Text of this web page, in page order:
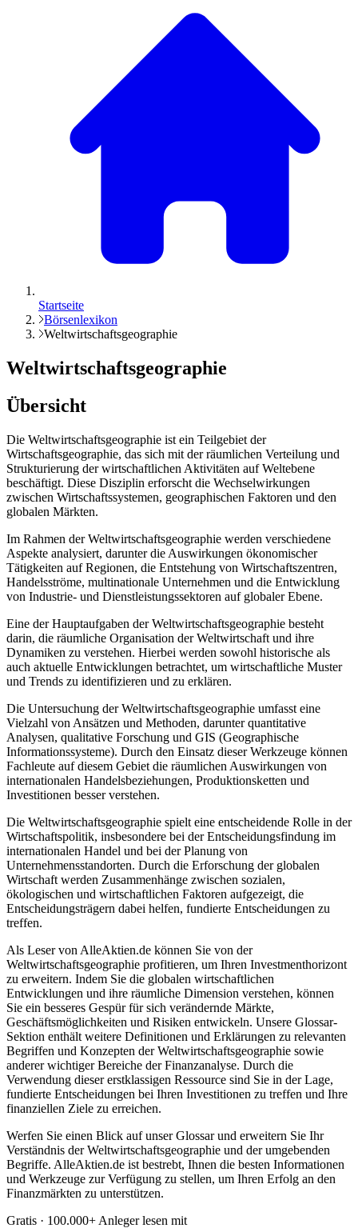
Startseite
Börsenlexikon
Weltwirtschaftsgeographie
Weltwirtschaftsgeographie
Übersicht
Die Weltwirtschaftsgeographie ist ein Teilgebiet der
Wirtschaftsgeographie, das sich mit der räumlichen Verteilung und
Strukturierung der wirtschaftlichen Aktivitäten auf Weltebene
beschäftigt. Diese Disziplin erforscht die Wechselwirkungen
zwischen Wirtschaftssystemen, geographischen Faktoren und den
globalen Märkten.
Im Rahmen der Weltwirtschaftsgeographie werden verschiedene
Aspekte analysiert, darunter die Auswirkungen ökonomischer
Tätigkeiten auf Regionen, die Entstehung von Wirtschaftszentren,
Handelsströme, multinationale Unternehmen und die Entwicklung
von Industrie- und Dienstleistungssektoren auf globaler Ebene.
Eine der Hauptaufgaben der Weltwirtschaftsgeographie besteht
darin, die räumliche Organisation der Weltwirtschaft und ihre
Dynamiken zu verstehen. Hierbei werden sowohl historische als
auch aktuelle Entwicklungen betrachtet, um wirtschaftliche Muster
und Trends zu identifizieren und zu erklären.
Die Untersuchung der Weltwirtschaftsgeographie umfasst eine
Vielzahl von Ansätzen und Methoden, darunter quantitative
Analysen, qualitative Forschung und GIS (Geographische
Informationssysteme). Durch den Einsatz dieser Werkzeuge können
Fachleute auf diesem Gebiet die räumlichen Auswirkungen von
internationalen Handelsbeziehungen, Produktionsketten und
Investitionen besser verstehen.
Die Weltwirtschaftsgeographie spielt eine entscheidende Rolle in der
Wirtschaftspolitik, insbesondere bei der Entscheidungsfindung im
internationalen Handel und bei der Planung von
Unternehmensstandorten. Durch die Erforschung der globalen
Wirtschaft werden Zusammenhänge zwischen sozialen,
ökologischen und wirtschaftlichen Faktoren aufgezeigt, die
Entscheidungsträgern dabei helfen, fundierte Entscheidungen zu
treffen.
Als Leser von AlleAktien.de können Sie von der
Weltwirtschaftsgeographie profitieren, um Ihren Investmenthorizont
zu erweitern. Indem Sie die globalen wirtschaftlichen
Entwicklungen und ihre räumliche Dimension verstehen, können
Sie ein besseres Gespür für sich verändernde Märkte,
Geschäftsmöglichkeiten und Risiken entwickeln. Unsere Glossar-
Sektion enthält weitere Definitionen und Erklärungen zu relevanten
Begriffen und Konzepten der Weltwirtschaftsgeographie sowie
anderer wichtiger Bereiche der Finanzanalyse. Durch die
Verwendung dieser erstklassigen Ressource sind Sie in der Lage,
fundierte Entscheidungen bei Ihren Investitionen zu treffen und Ihre
finanziellen Ziele zu erreichen.
Werfen Sie einen Blick auf unser Glossar und erweitern Sie Ihr
Verständnis der Weltwirtschaftsgeographie und der umgebenden
Begriffe. AlleAktien.de ist bestrebt, Ihnen die besten Informationen
und Werkzeuge zur Verfügung zu stellen, um Ihren Erfolg an den
Finanzmärkten zu unterstützen.
Gratis · 100.000+ Anleger lesen mit